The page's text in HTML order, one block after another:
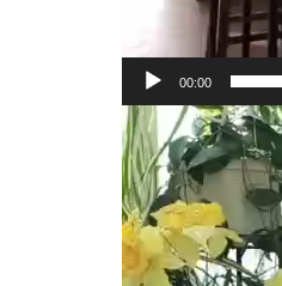
00:00
Відеопрогравач